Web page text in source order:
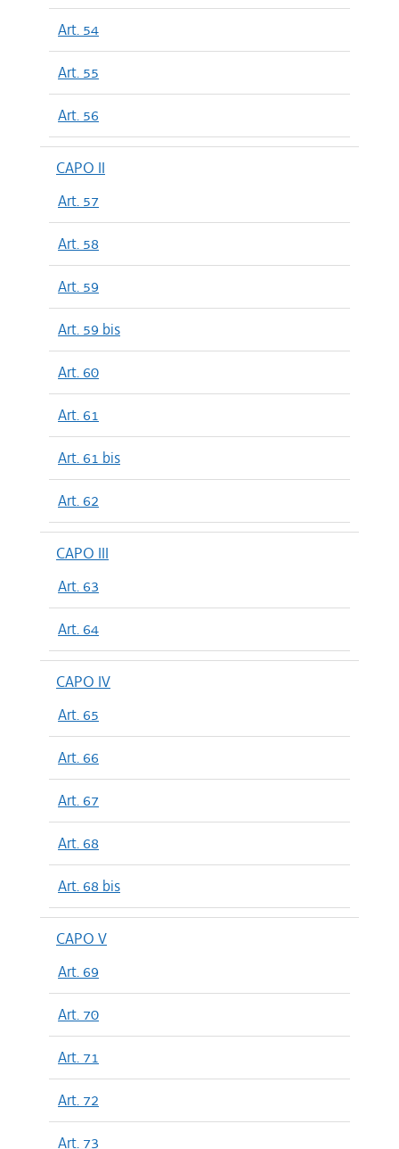
Art. 54
Art. 55
Art. 56
CAPO II
Art. 57
Art. 58
Art. 59
Art. 59 bis
Art. 60
Art. 61
Art. 61 bis
Art. 62
CAPO III
Art. 63
Art. 64
CAPO IV
Art. 65
Art. 66
Art. 67
Art. 68
Art. 68 bis
CAPO V
Art. 69
Art. 70
Art. 71
Art. 72
Art. 73